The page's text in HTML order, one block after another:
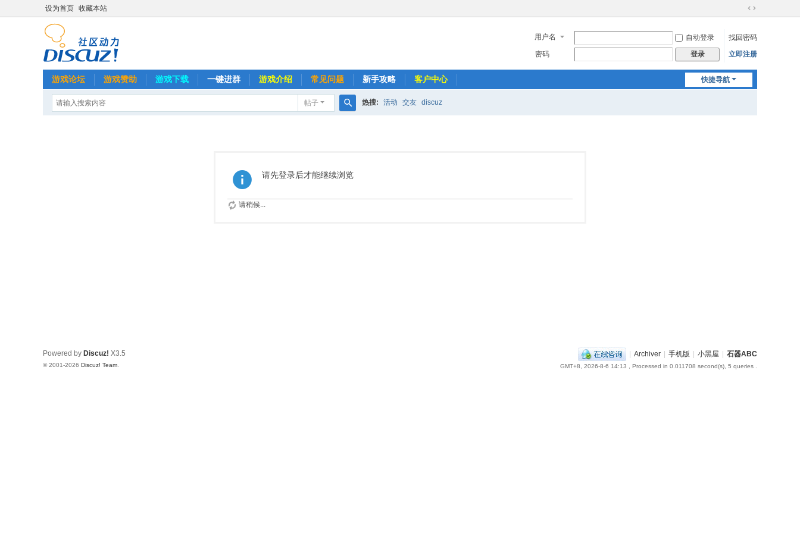
设为首页 收藏本站
切
到
宽
用户名 自动登录
找回密码
密码
登录 立即注册
快捷导航
游戏论坛 游戏赞助 游戏下载 一键进群 游戏介绍 常见问题 新手攻略 客户中心
帖子 热搜: 活动 交友 discuz
请先登录后才能继续浏览
请稍候...
| Archiver | 手机版 | 小黑屋 | 石器ABC
GMT+8, 2026-8-6 14:13 , Processed in 0.011708 second(s), 5 queries .
Powered by Discuz! X3.5
© 2001-2026 Discuz! Team